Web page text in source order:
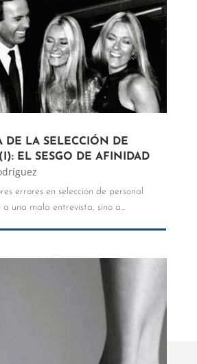
DE LA SELECCIÓN DE
EL SESGO DE AFINIDAD
errores en selección de personal
a una mala entrevista, sino a...